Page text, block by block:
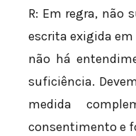
R: Em regra, não
escrita exigida
não há
suficiência.
medida
consentimento e